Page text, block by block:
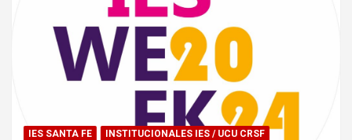
IES SANTA FE INSTITUCIONALES IES / UCU CRSF